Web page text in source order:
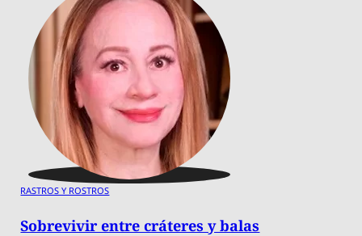
RASTROS Y ROSTROS
Sobrevivir entre cráteres y balas